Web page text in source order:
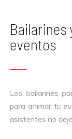
Bailarines
eventos​
Los bailarines
para animar tu
asistentes no